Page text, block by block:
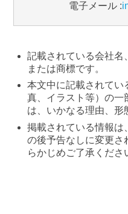
電子メール :
記載されている会社名
または商標です。
本文中に記載されてい
真、イラスト等）の一
は、いかなる理由、形
掲載されている情報は
の後予告なしに変更さ
らかじめご了承くださ